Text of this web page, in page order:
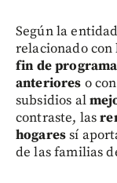
Según la
relacionado con
fin de
anteriores o
subsidios al
contraste, las
hogaressí
de las familias